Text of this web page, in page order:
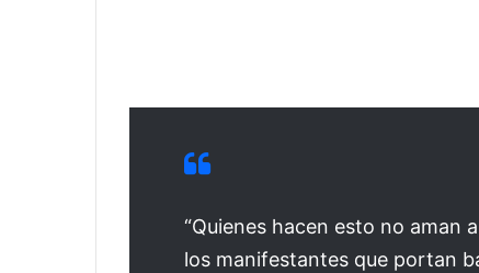
“Quienes hacen esto no aman
los manifestantes que portan